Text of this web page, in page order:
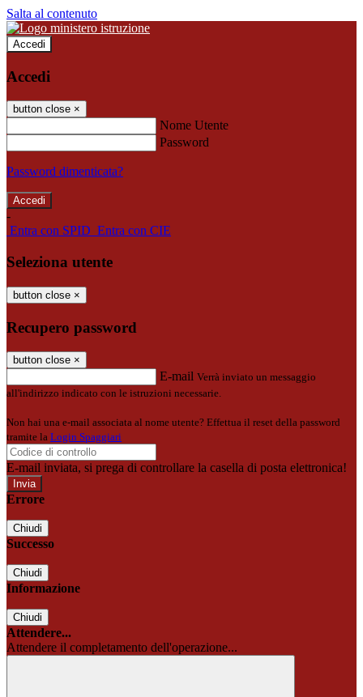
Salta al contenuto
Accedi
Accedi
button close ×
Nome Utente
Password
Password dimenticata?
-
Entra con SPID Entra con CIE
Seleziona utente
button close ×
Recupero password
button close ×
E-mail Verrà inviato un messaggio
all'indirizzo indicato con le istruzioni necessarie.
Non hai una e-mail associata al nome utente? Effettua il reset della password
tramite la Login Spaggiari
E-mail inviata, si prega di controllare la casella di posta elettronica!
Errore
Chiudi
Successo
Chiudi
Informazione
Chiudi
Attendere...
Attendere il completamento dell'operazione...